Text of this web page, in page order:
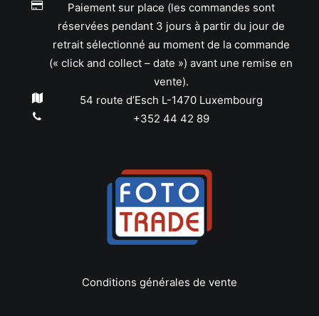
Paiement sur place (les commandes sont
réservées pendant 3 jours à partir du jour de
retrait sélectionné au moment de la commande
(« click and collect – date ») avant une remise en
vente).
54 route d’Esch L-1470 Luxembourg
+352 44 42 89
Conditions générales de vente